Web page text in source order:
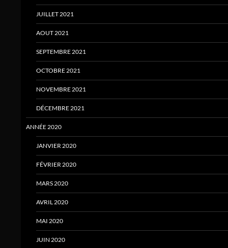
JUILLET 2021
AOUT 2021
SEPTEMBRE 2021
OCTOBRE 2021
NOVEMBRE 2021
DÉCEMBRE 2021
ANNÉE 2020
JANVIER 2020
FÉVRIER 2020
MARS 2020
AVRIL 2020
MAI 2020
JUIN 2020